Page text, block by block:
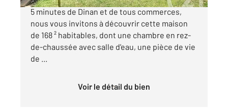
5 minutes de Dinan et de tous commerces,
nous vous invitons à découvrir cette maison
de 168 ² habitables, dont une chambre en rez-
de-chaussée avec salle d'eau, une pièce de vie
de ...
Voir le détail du bien